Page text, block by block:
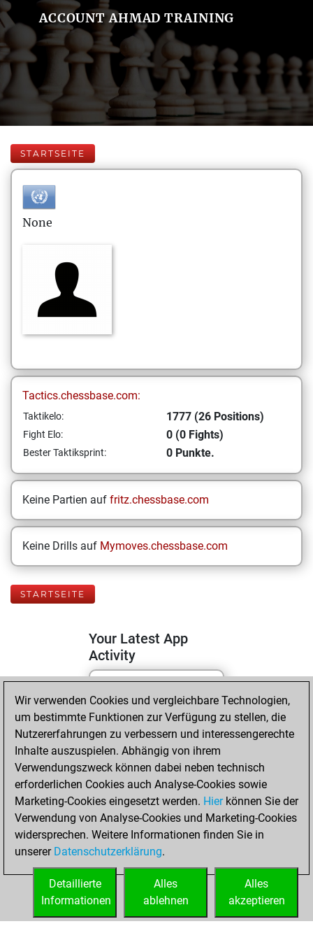
ACCOUNT AHMAD TRAINING
STARTSEITE
None
Tactics.chessbase.com:
Taktikelo: 1777 (26 Positions)
Fight Elo: 0 (0 Fights)
Bester Taktiksprint: 0 Punkte.
Keine Partien auf fritz.chessbase.com
Keine Drills auf Mymoves.chessbase.com
STARTSEITE
Your Latest App
Activity
Freitag, April 17,
2026
You totalled 26
tactics positions
Tactics
You
solved 21 tactics
positions
You achieved
tactics positions
Wir verwenden Cookies und vergleichbare Technologien,
um bestimmte Funktionen zur Verfügung zu stellen, die
Nutzererfahrungen zu verbessern und interessengerechte
Inhalte auszuspielen. Abhängig von ihrem
Verwendungszweck können dabei neben technisch
erforderlichen Cookies auch Analyse-Cookies sowie
Marketing-Cookies eingesetzt werden. Hierkönnen Sie der
Verwendung von Analyse-Cookies und Marketing-Cookies
widersprechen. Weitere Informationen finden Sie in
unserer Datenschutzerklärung.
Alles
akzeptieren
Alles
ablehnen
Detaillierte
Informationen